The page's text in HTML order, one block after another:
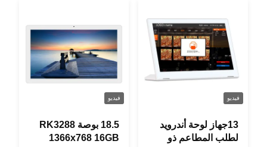
فيديو
13جهاز لوحة أندرويد
لطلب المطاعم ذو
فيديو
18.5 بوصة RK3288
1366x768 16GB